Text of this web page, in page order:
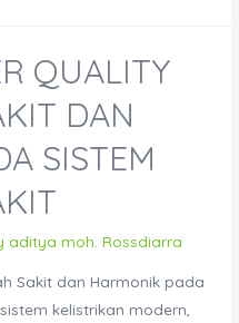
QUALITY
DAN
SISTEM
aditya moh. Rossdiarra
Sakit dan Harmonik pada
kelistrikan modern,